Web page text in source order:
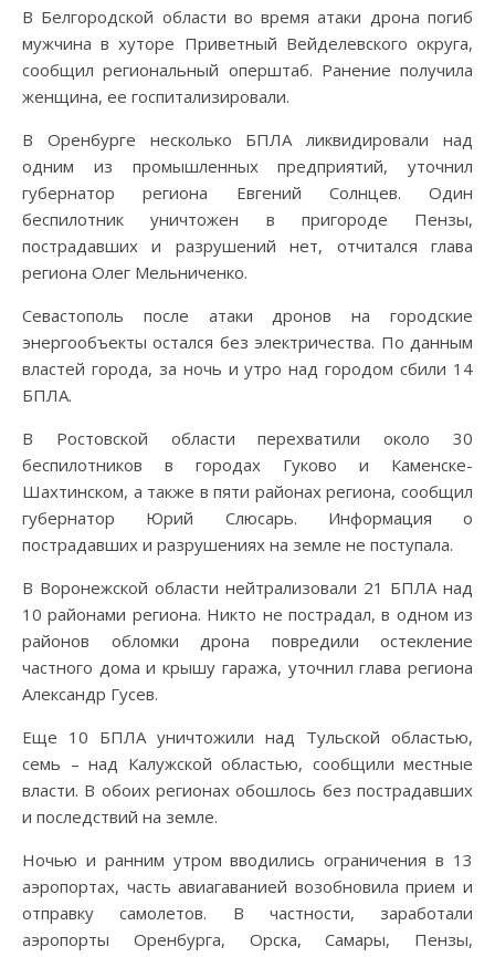
В Белгородской области во время атаки дрона погиб
мужчина в хуторе Приветный Вейделевского округа,
сообщил региональный оперштаб. Ранение получила
женщина, ее госпитализировали.
В Оренбурге несколько БПЛА ликвидировали над
одним из промышленных предприятий, уточнил
губернатор региона Евгений Солнцев. Один
беспилотник уничтожен в пригороде Пензы,
пострадавших и разрушений нет, отчитался глава
региона Олег Мельниченко.
Севастополь после атаки дронов на городские
энергообъекты остался без электричества. По данным
властей города, за ночь и утро над городом сбили 14
БПЛА.
В Ростовской области перехватили около 30
беспилотников в городах Гуково и Каменске-
Шахтинском, а также в пяти районах региона, сообщил
губернатор Юрий Слюсарь. Информация о
пострадавших и разрушениях на земле не поступала.
В Воронежской области нейтрализовали 21 БПЛА над
10 районами региона. Никто не пострадал, в одном из
районов обломки дрона повредили остекление
частного дома и крышу гаража, уточнил глава региона
Александр Гусев.
Еще 10 БПЛА уничтожили над Тульской областью,
семь – над Калужской областью, сообщили местные
власти. В обоих регионах обошлось без пострадавших
и последствий на земле.
Ночью и ранним утром вводились ограничения в 13
аэропортах, часть авиагаванией возобновила прием и
отправку самолетов. В частности, заработали
аэропорты Оренбурга, Орска, Самары, Пензы,